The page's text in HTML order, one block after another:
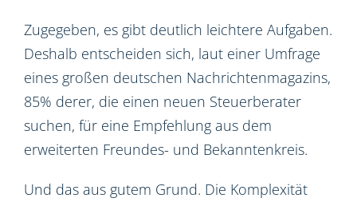
Zugegeben, es gibt deutlich leichtere Aufgaben.
Deshalb entscheiden sich, laut einer Umfrage
eines großen deutschen Nachrichtenmagazins,
85% derer, die einen neuen Steuerberater
suchen, für eine Empfehlung aus dem
erweiterten Freundes- und Bekanntenkreis.
Und das aus gutem Grund. Die Komplexität